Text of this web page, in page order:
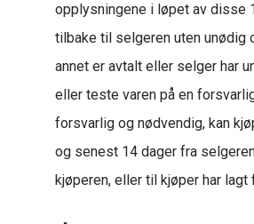
opplysningene i løpet av disse
tilbake til selgeren uten unødig
annet er avtalt eller selger har
eller teste varen på en
forsvarlig og nødvendig, kan
og senest 14 dager fra
kjøperen, eller til kjøper har